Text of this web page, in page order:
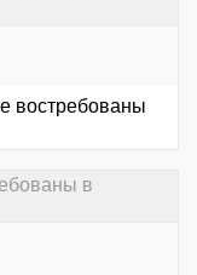
востребованы
в